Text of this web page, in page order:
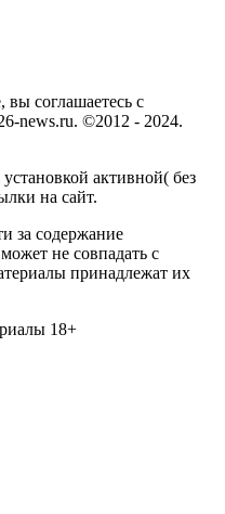
соглашаетесь с
news.ru. ©2012 - 2024.
активной( без
на сайт.
за содержание
не совпадать с
принадлежат их
18+